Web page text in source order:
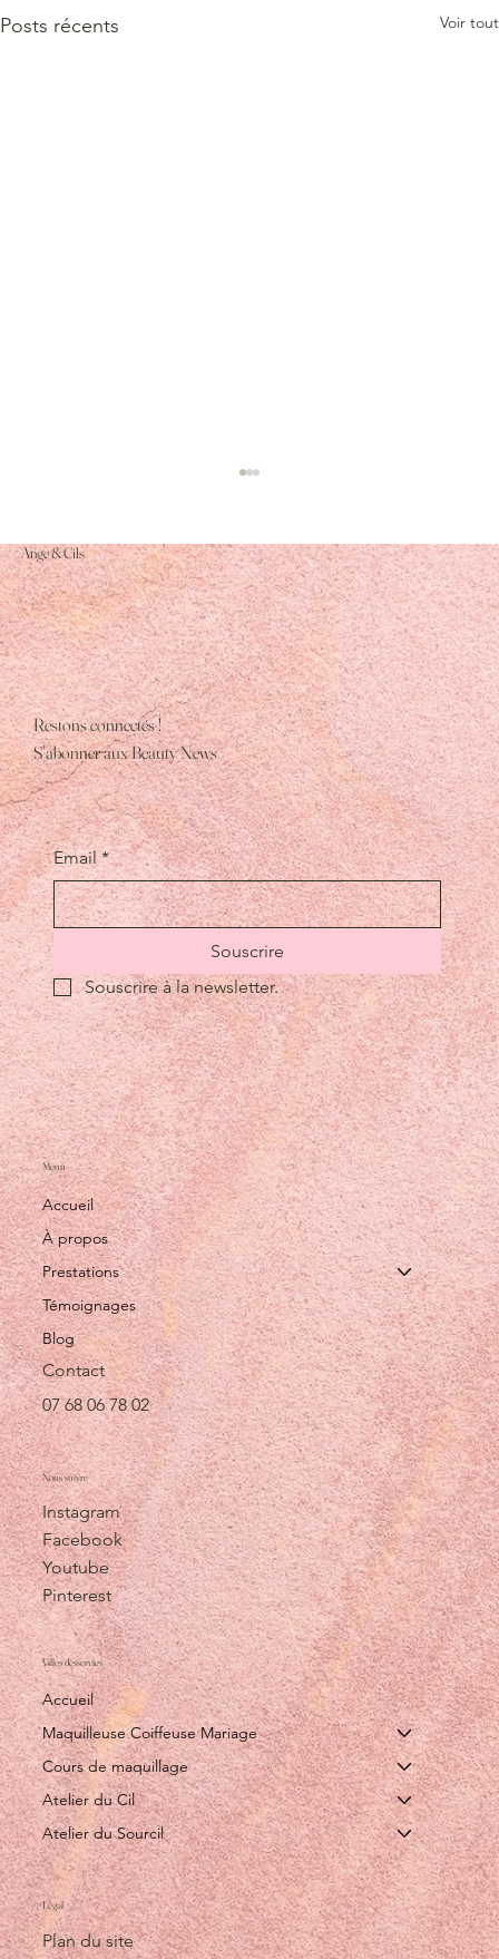
Posts récents Voir tout
Préparation beauté mariage : routine skincare
efficace pour une peau parfaite avant le jour J
Ange & Cils
Restons connectés !
S'abonner aux Beauty News
Email *
Souscrire
Souscrire à la newsletter.
Menu
Accueil
À propos
Prestations
Témoignages
Blog
Contact
07 68 06 78 02
Villes desservies
Accueil
Maquilleuse Coiffeuse Mariage
Cours de maquillage
Atelier du Cil
Atelier du Sourcil
Nous suivre
Instagram
Facebook
Youtube
Pinterest
Légal
Plan du site